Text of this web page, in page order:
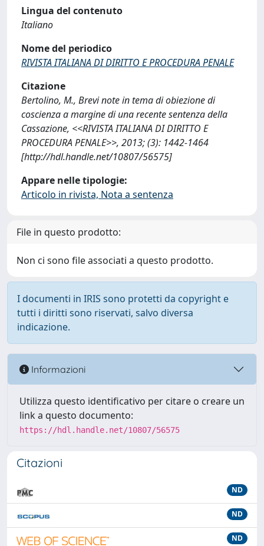
Lingua del contenuto
Italiano
Nome del periodico
RIVISTA ITALIANA DI DIRITTO E PROCEDURA PENALE
Citazione
Bertolino, M., Brevi note in tema di obiezione di
coscienza a margine di una recente sentenza della
Cassazione, <<RIVISTA ITALIANA DI DIRITTO E
PROCEDURA PENALE>>, 2013; (3): 1442-1464
[http://hdl.handle.net/10807/56575]
Appare nelle tipologie:
Articolo in rivista, Nota a sentenza
File in questo prodotto:
Non ci sono file associati a questo prodotto.
I documenti in IRIS sono protetti da copyright e
tutti i diritti sono riservati, salvo diversa
indicazione.
Informazioni
Utilizza questo identificativo per citare o creare un
link a questo documento:
https://hdl.handle.net/10807/56575
Citazioni
ND
ND
ND